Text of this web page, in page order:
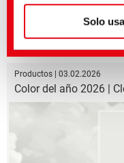
Solo
Optimized Softness and
Productos | 03.02.2026
Color del año 2026 |